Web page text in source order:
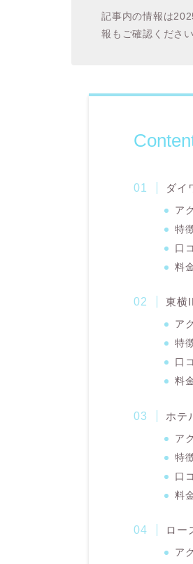
記事内の情報は
報もご確認ください
ダイ
ア
特
口
料
東横
ア
特
口
料
ホテ
ア
特
口
料
ロー
ア